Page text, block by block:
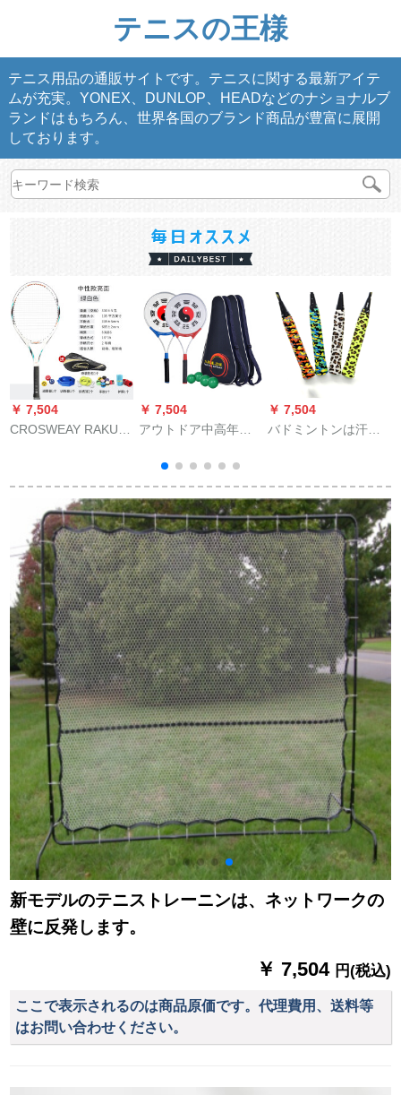
テニスの王様
テニス用品の通販サイトです。テニスに関する最新アイテ
ムが充実。YONEX、DUNLOP、HEADなどのナショナルブ
ランドはもちろん、世界各国のブランド商品が豊富に展開
しております。
￥ 7,504
CROSWEAY RAKUシ
グ器セット中性【300
G】緑白亮面、プレゼ
ントシグゲルゲルバ
ッグ
￥ 7,504
アウトドア中高年ア
ケット太极球老人太
极柔力ラケットセッ
ト2袋4球
￥ 7,504
バドミントンは汗を
ゴムの迷彩のヒョウ
柄のラケット柄の皮
の釣り竿を持ってヒ
ョウ柄の白色の4本
(平面の薄いタイプ)を
ゴムで結びます。
新モデルのテニストレーニンは、ネットワークの
壁に反発します。
￥ 7,504 円(税込)
ここで表示されるのは商品原価です。代理費用、送料等
はお問い合わせください。